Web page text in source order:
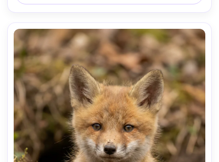
close-up, bokeh cremoso, detalhe de pele ultra-realista,
classificação de cores quentes suaves, fotografia
profissional da vida selvagem-AR 4:5